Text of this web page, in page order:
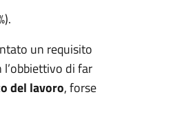
un requisito
di far
del lavoro, forse